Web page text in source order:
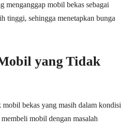
menganggap mobil bekas sebagai
tinggi, sehingga menetapkan bunga
yang Tidak
bekas yang masih dalam kondisi
mobil dengan masalah